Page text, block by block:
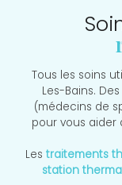
Tous les soins
Les-Bains.
(médecins de
pour vous aider
Les traitements
station